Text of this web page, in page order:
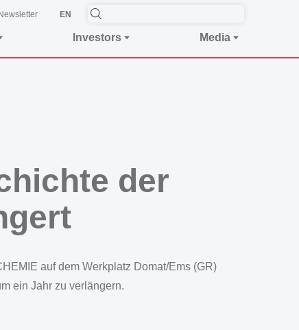
EN
Investors Media
der
auf dem Werkplatz Domat/Ems (GR)
ein Jahr zu verlängern.